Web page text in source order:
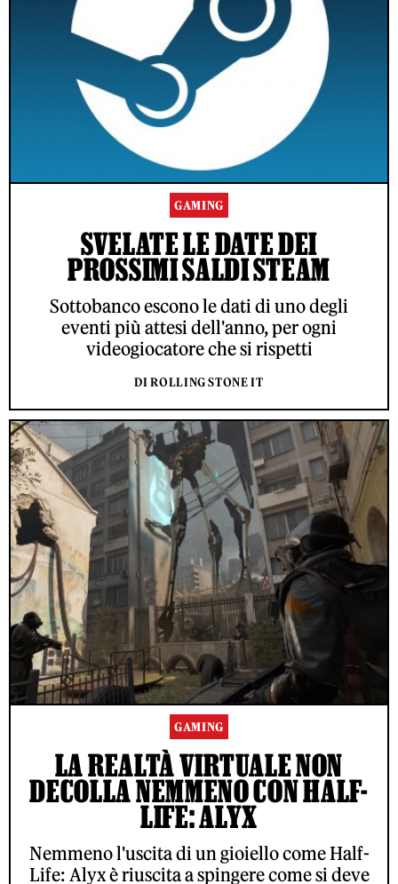
GAMING
SVELATE LE DATE DEI
PROSSIMI SALDI STEAM
Sottobanco escono le dati di uno degli
eventi più attesi dell'anno, per ogni
videogiocatore che si rispetti
DI ROLLING STONE IT
GAMING
LA REALTÀ VIRTUALE NON
DECOLLA NEMMENO CON HALF-
LIFE: ALYX
Nemmeno l'uscita di un gioiello come Half-
Life: Alyx è riuscita a spingere come si deve